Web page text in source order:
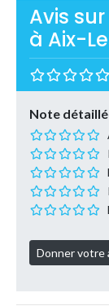
Avis
à Aix-
Note